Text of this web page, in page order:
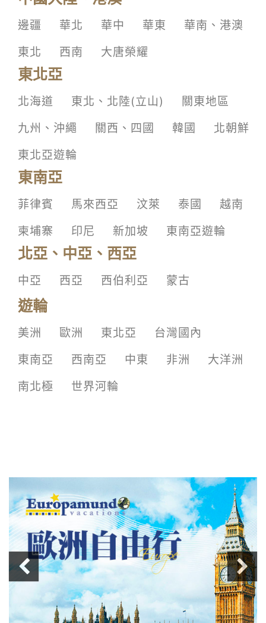
邊疆 華北 華中 華東
華南、港澳
東北
西南 大唐榮耀
東北亞
北海道 東北、北陸(立山)
關東地區
九州、沖繩
關西、四國 韓國
北朝鮮
東北亞遊輪
東南亞
菲律賓 馬來西亞 汶萊 泰國
越南
柬埔寨
印尼 新加坡 東南亞遊輪
北亞、中亞、西亞
中亞 西亞 西伯利亞 蒙古
遊輪
美洲 歐洲 東北亞
台灣國內
東南亞
西南亞 中東 非洲
大洋洲
南北極
世界河輪